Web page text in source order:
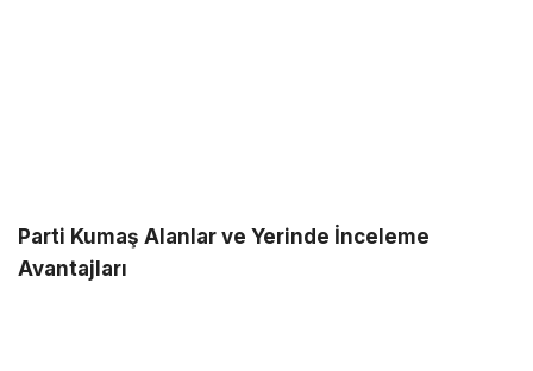
Parti Kumaş Alanlar ve Yerinde İnceleme
Avantajları